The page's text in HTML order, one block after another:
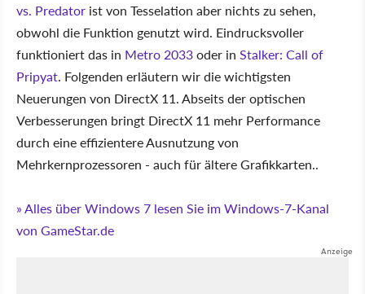
vs. Predator ist von Tesselation aber nichts zu sehen,
obwohl die Funktion genutzt wird. Eindrucksvoller
funktioniert das in Metro 2033oder in Stalker: Call of
Pripyat. Folgenden erläutern wir die wichtigsten
Neuerungen von DirectX 11. Abseits der optischen
Verbesserungen bringt DirectX 11 mehr Performance
durch eine effizientere Ausnutzung von
Mehrkernprozessoren - auch für ältere Grafikkarten..
» Alles über Windows 7 lesen Sie im Windows-7-Kanal
von GameStar.de